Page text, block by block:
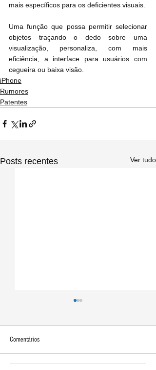
mais específicos para os deficientes visuais.
Uma função que possa permitir selecionar
objetos traçando o dedo sobre uma
visualização, personaliza, com mais
eficiência, a interface para usuários com
cegueira ou baixa visão.
iPhone
Rumores
Patentes
Posts recentes Ver tudo
Comentários